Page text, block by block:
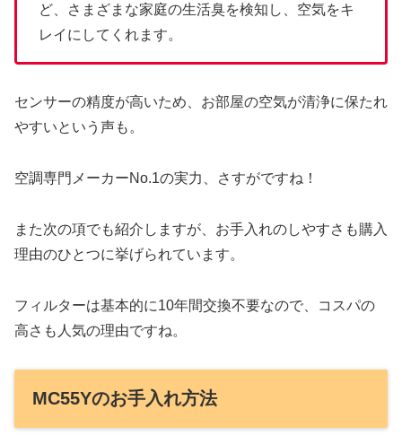
ど、さまざまな家庭の生活臭を検知し、空気をキ
レイにしてくれます。
センサーの精度が高いため、お部屋の空気が清浄に保たれ
やすいという声も。
空調専門メーカーNo.1の実力、さすがですね！
また次の項でも紹介しますが、お手入れのしやすさも購入
理由のひとつに挙げられています。
フィルターは基本的に10年間交換不要なので、コスパの
高さも人気の理由ですね。
MC55Yのお手入れ方法